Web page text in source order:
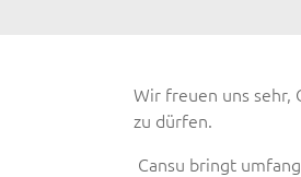
Wir freuen uns sehr,
zu dürfen.
Cansu bringt